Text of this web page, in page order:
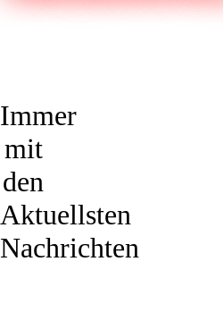
Immer
mit
den
Aktuellsten
Nachrichten